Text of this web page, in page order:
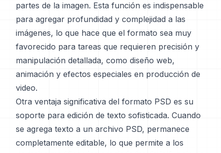
partes de la imagen. Esta función es indispensable
para agregar profundidad y complejidad a las
imágenes, lo que hace que el formato sea muy
favorecido para tareas que requieren precisión y
manipulación detallada, como diseño web,
animación y efectos especiales en producción de
video.
Otra ventaja significativa del formato PSD es su
soporte para edición de texto sofisticada. Cuando
se agrega texto a un archivo PSD, permanece
completamente editable, lo que permite a los